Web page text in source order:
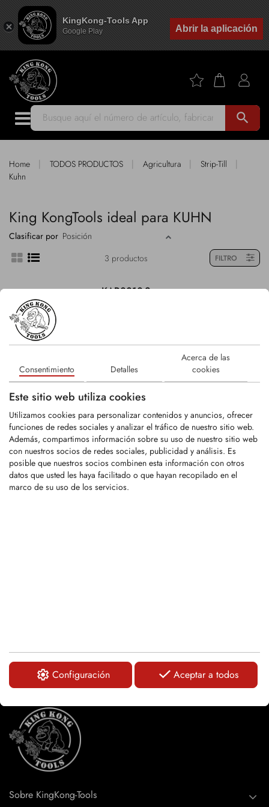
KingKong-Tools App
Google Play Abrir la aplicación
Consentimiento Detalles
Acerca de las
cookies
Este sitio web utiliza cookies
Utilizamos cookies para personalizar contenidos y anuncios, ofrecer
funciones de redes sociales y analizar el tráfico de nuestro sitio web.
Además, compartimos información sobre su uso de nuestro sitio web
con nuestros socios de redes sociales, publicidad y análisis. Es
posible que nuestros socios combinen esta información con otros
datos que usted les haya facilitado o que hayan recopilado en el
marco de su uso de los servicios.
Configuración Aceptar a todos
search
Home | TODOS PRODUCTOS | Agricultura | Strip-Till |
Kuhn
King KongTools ideal para KUHN
Clasificar por
3 productos
FILTRO
KAR0010-2
KAR341x57x248/P
Sobre KingKong-Tools